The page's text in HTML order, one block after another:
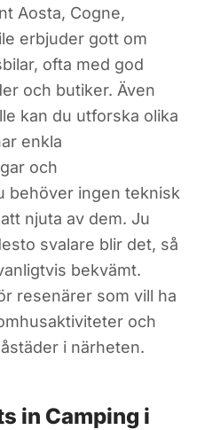
Aosta, Cogne,
erbjuder gott om
ofta med god
och butiker. Även
kan du utforska olika
enkla
och
behöver ingen teknisk
njuta av dem. Ju
svalare blir det, så
bekvämt.
resenärer som vill ha
och
i närheten.
in Camping i